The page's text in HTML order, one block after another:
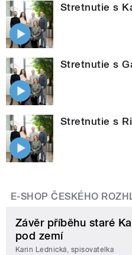
Stretnutie s
Stretnutie s
Stretnutie s
E-SHOP ČESKÉHO
Závěr příběhu staré
pod zemí
Karin Lednická, spisovatelka